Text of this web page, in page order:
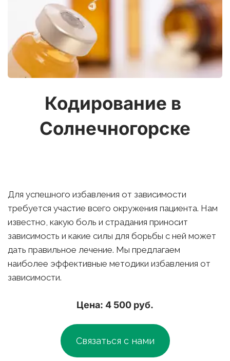
Кодирование в
Солнечногорске
Для успешного избавления от зависимости
требуется участие всего окружения пациента. Нам
известно, какую боль и страдания приносит
зависимость и какие силы для борьбы с ней может
дать правильное лечение. Мы предлагаем
наиболее эффективные методики избавления от
зависимости.
Цена: 4 500 руб.
Связаться с нами